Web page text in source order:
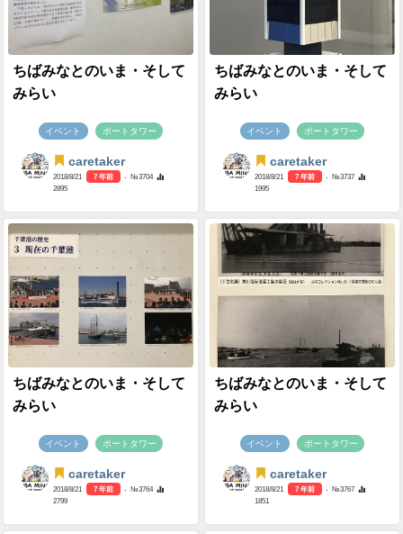
ちばみなとのいま・そして
みらい
イベント ポートタワー
caretaker
2018/8/21 7 年前
- №3704
2895
ちばみなとのいま・そして
みらい
イベント ポートタワー
caretaker
2018/8/21 7 年前
- №3737
1995
ちばみなとのいま・そして
みらい
イベント ポートタワー
caretaker
2018/8/21 7 年前
- №3764
2799
ちばみなとのいま・そして
みらい
イベント ポートタワー
caretaker
2018/8/21 7 年前
- №3767
1851